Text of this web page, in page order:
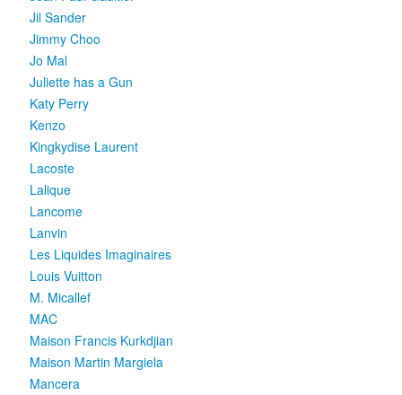
Jil Sander
Jimmy Choo
Jo Mal
Juliette has a Gun
Katy Perry
Kenzo
Kingkydise Laurent
Lacoste
Lalique
Lancome
Lanvin
Les Liquides Imaginaires
Louis Vuitton
M. Micallef
MAC
Maison Francis Kurkdjian
Maison Martin Margiela
Mancera